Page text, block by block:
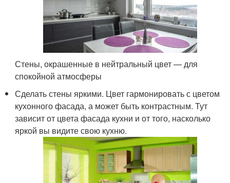
Стены, окрашенные в нейтральный цвет — для
спокойной атмосферы
Сделать стены яркими. Цвет гармонировать с цветом
кухонного фасада, а может быть контрастным. Тут
зависит от цвета фасада кухни и от того, насколько
яркой вы видите свою кухню.